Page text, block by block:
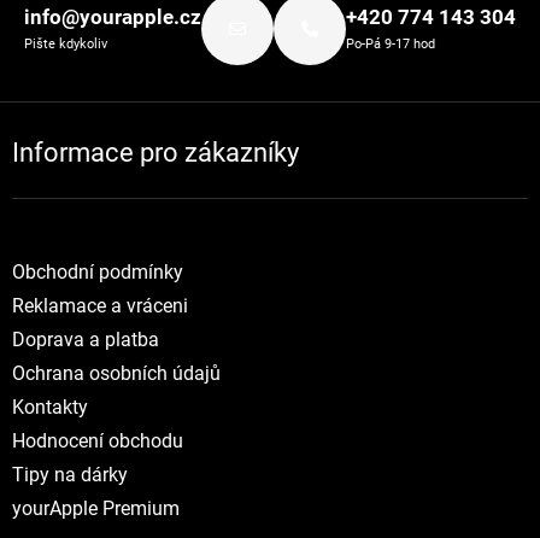
info@yourapple.cz
Pište kdykoliv
+420 774 143 304
Po-Pá 9-17 hod
Informace pro zákazníky
Obchodní podmínky
Reklamace a vráceni
Doprava a platba
Ochrana osobních údajů
Kontakty
Hodnocení obchodu
Tipy na dárky
yourApple Premium